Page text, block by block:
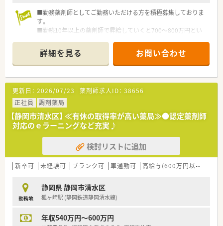
■勤務薬剤師としてご勤務いただける方を積極募集しておりま
す。
■勤続10年以上の薬剤師で昇給していくと700～800万円とい
■残業は月平均3時間程度と、ほとんどありません。
■車内に居たまま薬の処方を行うドライブイン方式も採用して
おります。
■スポーツファーマシスト、実務指導、健康サポートなども積極
的に取り組める環境です。
■地域連携薬局の認定も受けております。
■週休2.5日のシフト制を組んでいます。
詳細を見る お問い合わせ
更新日： 2026/07/23 薬剤師求人ID： 38656
正社員
調剤薬局
【静岡市清水区】 ≪有休の取得率が高い薬局≫●認定薬剤師
対応のｅラーニングなど充実♪
検討リストに追加
新卒可 未経験可 ブランク可 車通勤可 高給与(600万円以上)
勤務地
静岡県 静岡市清水区
狐ヶ崎駅 (静岡鉄道静岡清水線)
年収540万円～600万円